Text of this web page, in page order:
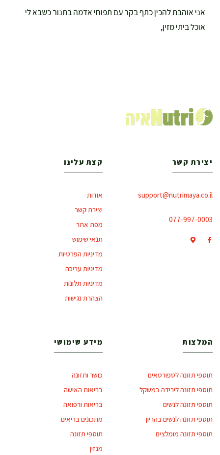
אני אוהבת להכין כתף בקר עם תפוחי אדמה בתנור כשבא לי
אוכל ביתי מזין,
יצירת קשר
support@nutrimaya.co.il
077-997-0003
קצת עלינו
אודות
יצירת קשר
מפת אתר
תנאי שימוש
מדיניות הפרטיות
מדיניות עריכה
מדיניות תלונות
הצהרת נגישות
המלצות
תוספי תזונה לספורטאים
תוספי תזונה לירידה במשקל
תוספי תזונה לנשים
תוספי תזונה לנשים בהריון
תוספי תזונה מומלצים
מידע שימושי
כושר ותזונה
בריאות האישה
בריאות ורפואה
מתכונים בריאים
תוספי תזונה
מגזין